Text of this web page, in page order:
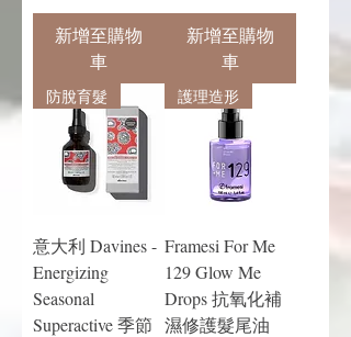
新增至購物
車
新增至購物
車
防脫育髮
意大利 Davines -
Energizing
Seasonal
Superactive 季節
護理造形
Framesi For Me
129 Glow Me
Drops 抗氧化補
濕修護髮尾油